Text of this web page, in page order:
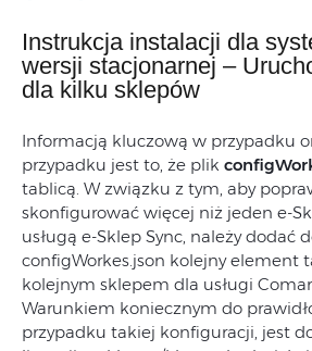
Instrukcja instalacji dla
wersji stacjonarnej –
dla kilku sklepów
Informacją kluczową w przypadku
przypadku jest to, że plik
tablicą. W związku z tym, aby
skonfigurować więcej niż jeden e-
usługą e-Sklep Sync, należy dodać
configWorkes.json kolejny element
kolejnym sklepem dla usługi
Warunkiem koniecznym do
przypadku takiej konfiguracji, jest